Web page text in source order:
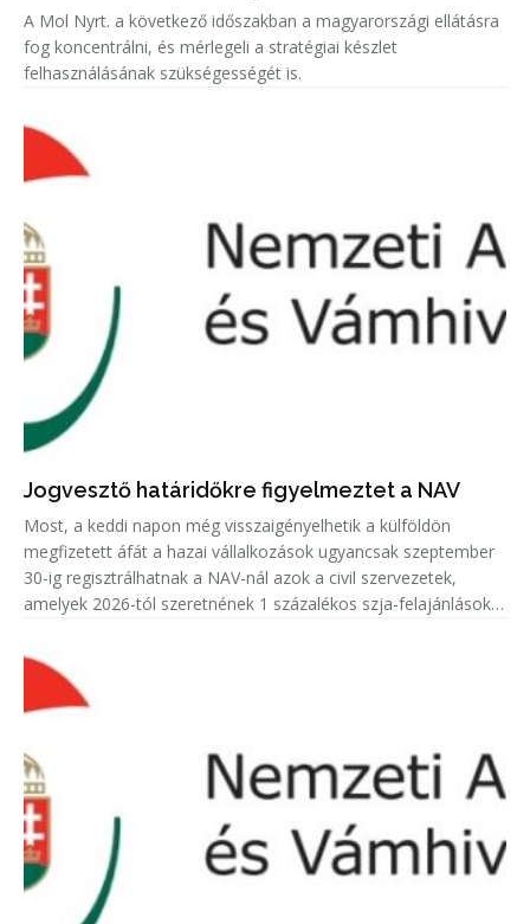
A Mol Nyrt. a következő időszakban a magyarországi ellátásra
fog koncentrálni, és mérlegeli a stratégiai készlet
felhasználásának szükségességét is.
Jogvesztő határidőkre figyelmeztet a NAV
Most, a keddi napon még visszaigényelhetik a külföldön
megfizetett áfát a hazai vállalkozások ugyancsak szeptember
30-ig regisztrálhatnak a NAV-nál azok a civil szervezetek,
amelyek 2026-tól szeretnének 1 százalékos szja-felajánlásokat